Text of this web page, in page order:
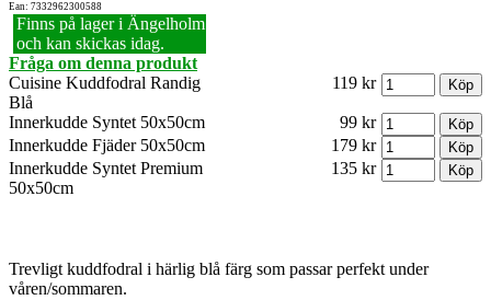
Ean: 7332962300588
Finns på lager i Ängelholm
och kan skickas idag.
Fråga om denna produkt
Cuisine Kuddfodral Randig
Blå
119 kr
Innerkudde Syntet 50x50cm
99 kr
Innerkudde Fjäder 50x50cm
179 kr
Innerkudde Syntet Premium
50x50cm
135 kr
Trevligt kuddfodral i härlig blå färg som passar perfekt under
våren/sommaren.